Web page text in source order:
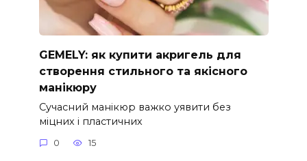
GEMELY: як купити акригель для
створення стильного та якісного
манікюру
Сучасний манікюр важко уявити без
міцних і пластичних
0 15